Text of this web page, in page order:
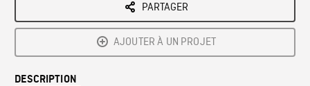
PARTAGER
AJOUTER À UN PROJET
DESCRIPTION